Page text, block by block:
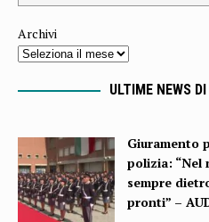
Archivi
ULTIME NEWS
Giuramento
polizia: “Nel
sempre
pronti” –